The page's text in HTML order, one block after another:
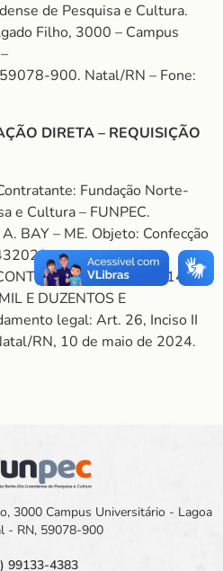
de Pesquisa e Cultura.
Filho, 3000 – Campus
900. Natal/RN – Fone:
DIRETA – REQUISIÇÃO
Fundação Norte-
e Cultura – FUNPEC.
BAY – ME. Objeto: Confecção
–
Nº 10718.21.1423).
E DUZENTOS E
legal: Art. 26, Inciso II
RN, 10 de maio de 2024.
3000 Campus Universitário - Lagoa
- RN, 59078-900
99133-4383